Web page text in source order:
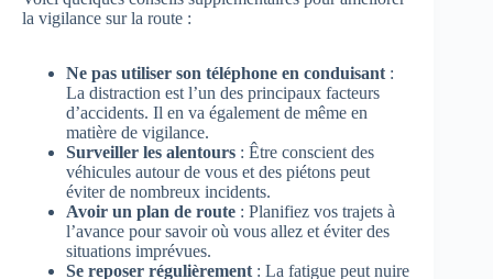
la vigilance sur la route :
Ne pas utiliser son téléphone en conduisant :
La distraction est l’un des principaux facteurs
d’accidents. Il en va également de même en
matière de vigilance.
Surveiller les alentours : Être conscient des
véhicules autour de vous et des piétons peut
éviter de nombreux incidents.
Avoir un plan de route : Planifiez vos trajets à
l’avance pour savoir où vous allez et éviter des
situations imprévues.
Se reposer régulièrement : La fatigue peut nuire